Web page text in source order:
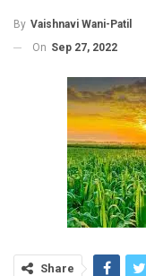
By Vaishnavi Wani-Patil
On Sep 27, 2022
Share